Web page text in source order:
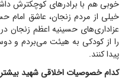
خوبی هم با برادر‌های کوچکترش
خیلی از مردم زنجان، عاشق
عزاداری‌های حسینیه اعظم زنجان
را از کودکی به هیئت می‌بردم و
پیدا کنند.
کدام خصوصیات اخلاقی شهید